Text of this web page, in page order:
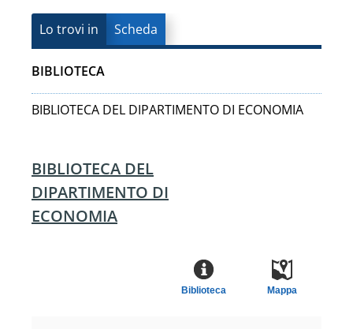
Lo trovi in Scheda
BIBLIOTECA
BIBLIOTECA DEL DIPARTIMENTO DI ECONOMIA
BIBLIOTECA DEL
DIPARTIMENTO DI
ECONOMIA
Mappa
Biblioteca